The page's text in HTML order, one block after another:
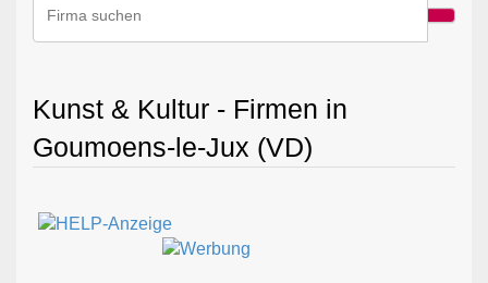
Kunst & Kultur - Firmen in
Goumoens-le-Jux (VD)